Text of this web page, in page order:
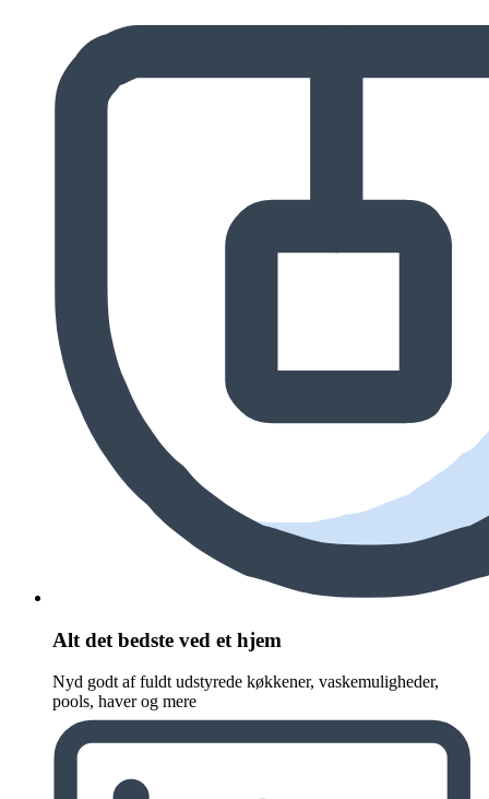
Alt det bedste ved et hjem
Nyd godt af fuldt udstyrede køkkener, vaskemuligheder,
pools, haver og mere